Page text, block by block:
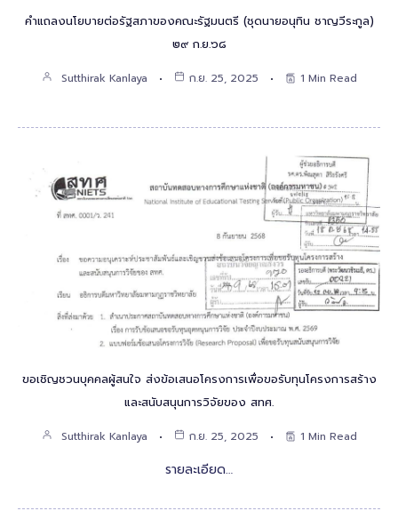
คำแถลงนโยบายต่อรัฐสภาของคณะรัฐมนตรี (ชุดนายอนุทิน ชาญวีระกูล)
๒๙ ก.ย.๖๘
Sutthirak Kanlaya ก.ย. 25, 2025 1 Min Read
ขอเชิญชวนบุคคลผู้สนใจ ส่งข้อเสนอโครงการเพื่อขอรับทุนโครงการสร้าง
และสนับสนุนการวิจัยของ สทศ.
Sutthirak Kanlaya ก.ย. 25, 2025 1 Min Read
รายละเอียด…